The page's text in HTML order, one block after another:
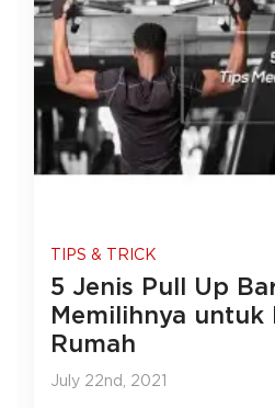
TIPS & TRICK
5 Jenis Pull Up
Memilihnya untuk
Rumah
July 22nd, 2021